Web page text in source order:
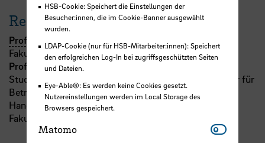
Referent:in
Prof.
Fakultät 1
Prof. Dr. Frank Fürstenberg
Studiendekan, Studiengangsleiter IMBA und Professor für
Betriebswirtschaftslehre, insb. Warenwirtschaft im
Handel
Fakultät 1
HSB-Cookie: Speichert die Einstellungen der
Besucher:innen, die im Cookie-Banner ausgewählt
wurden.
LDAP-Cookie (nur für HSB-Mitarbeiter:innen): Speichert
den erfolgreichen Log-In bei zugriffsgeschützten Seiten
und Dateien.
Eye-Able®: Es werden keine Cookies gesetzt.
Nutzereinstellungen werden im Local Storage des
Browsers gespeichert.
Matomo Matomo